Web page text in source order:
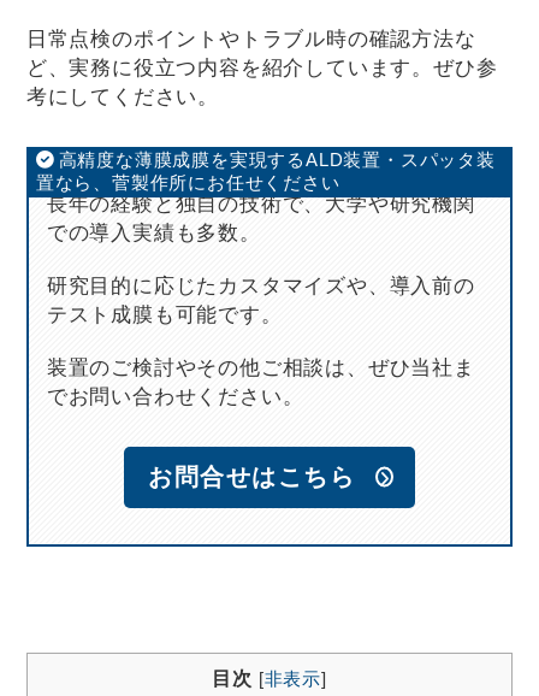
日常点検のポイントやトラブル時の確認方法な
ど、実務に役立つ内容を紹介しています。ぜひ参
考にしてください。
高精度な薄膜成膜を実現するALD装置・スパッタ装
置なら、菅製作所にお任せください
長年の経験と独自の技術で、大学や研究機関
での導入実績も多数。
研究目的に応じたカスタマイズや、導入前の
テスト成膜も可能です。
装置のご検討やその他ご相談は、ぜひ当社ま
でお問い合わせください。
お問合せはこちら
目次 [非表示]